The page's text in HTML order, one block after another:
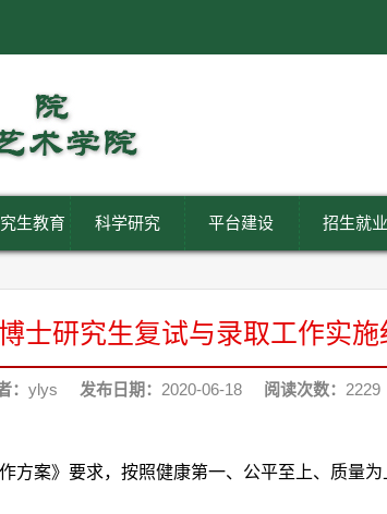
生教育 科学研究 平台建设 招生就业
士研究生复试与录取工作实施
： ylys 发布日期： 2020-06-18 阅读次数： 2229
方案》要求，按照健康第一、公平至上、质量